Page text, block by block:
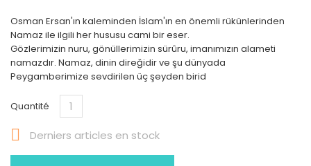
Osman Ersan'ın kaleminden İslam'ın en önemli rükünlerinden
Namaz ile ilgili her hususu cami bir eser.
Gözlerimizin nuru, gönüllerimizin sürûru, imanımızın alameti
namazdır. Namaz, dinin direğidir ve şu dünyada
Peygamberimize sevdirilen üç şeyden birid
Quantité
 Derniers articles en stock